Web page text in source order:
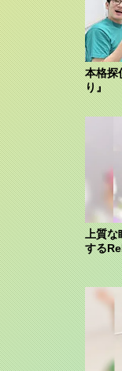
本格探
り』
上質な
する